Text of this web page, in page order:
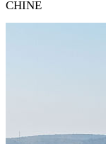
CHINE